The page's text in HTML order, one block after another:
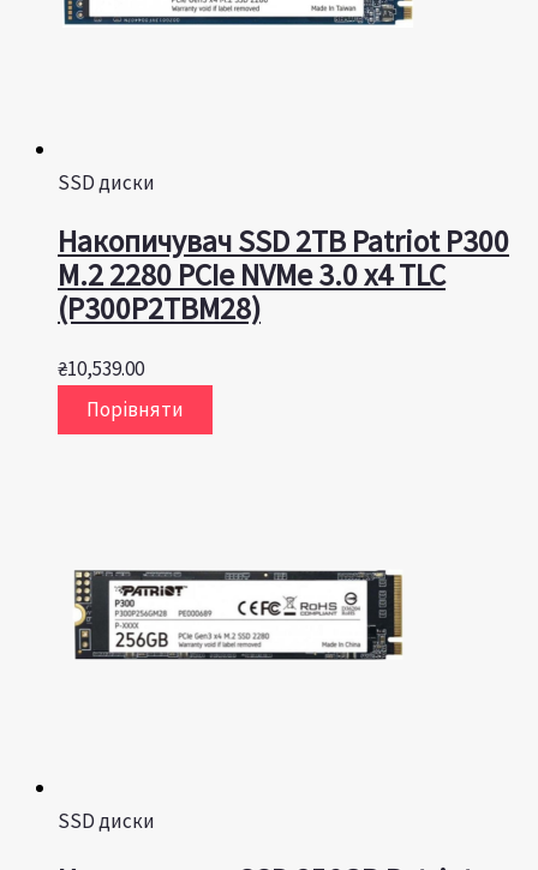
SSD диски
Накопичувач SSD 2TB Patriot P300
M.2 2280 PCIe NVMe 3.0 x4 TLC
(P300P2TBM28)
₴10,539.00
Порівняти
SSD диски